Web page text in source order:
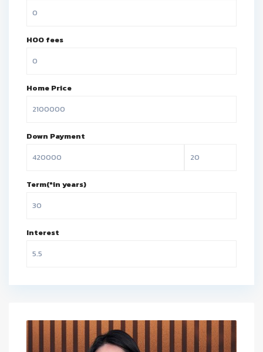
HOO fees
Home Price
Down Payment
Term(*in years)
Interest